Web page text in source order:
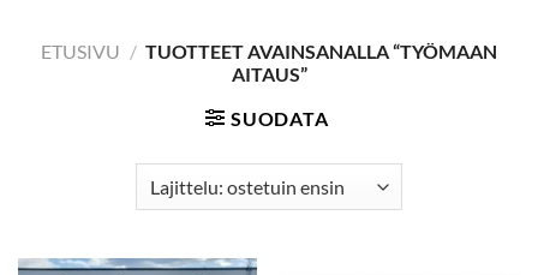
ETUSIVU / TUOTTEET AVAINSANALLA “TYÖMAAN
AITAUS”
SUODATA